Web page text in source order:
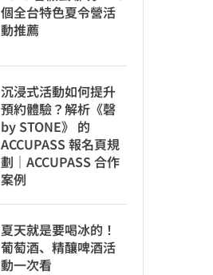
個全台特色夏令營活
動推薦
沉浸式活動如何提升
預約體驗？解析《磬
by STONE》 的
ACCUPASS 報名頁規
劃｜ACCUPASS 合作
案例
夏天就是要喝冰的！
葡萄酒、精釀啤酒活
動一次看